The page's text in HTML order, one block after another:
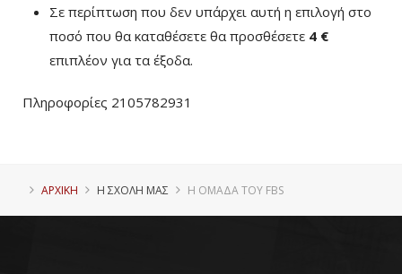
Σε περίπτωση που δεν υπάρχει αυτή η επιλογή στο
ποσό που θα καταθέσετε θα προσθέσετε 4 €
επιπλέον για τα έξοδα.
Πληροφορίες 2105782931
ΑΡΧΙΚΗ Η ΣΧΟΛΗ ΜΑΣ Η ΟΜΑΔΑ ΤΟΥ FBS